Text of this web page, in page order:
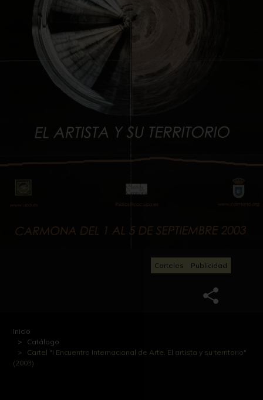
Carteles Publicidad
Inicio
Catálogo
Cartel "I Encuentro Internacional de Arte. El artista y su territorio"
(2003)